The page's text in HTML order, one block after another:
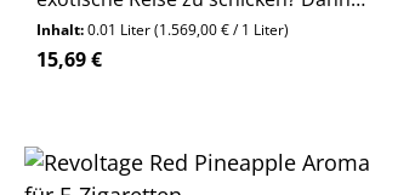
holen Sie sich noch heute das
Revoltage FLEX Overdosed Kiwi
Aroma und lassen Sie sich von der
Inhalt:0.01 Liter(1.569,00 € / 1 Liter)
Regulärer Preis:
15,69 €